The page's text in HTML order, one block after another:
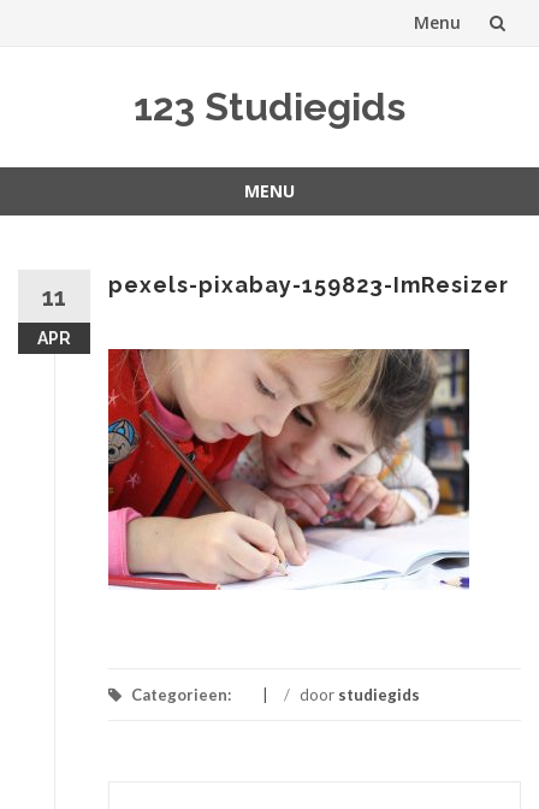
Menu
123 Studiegids
MENU
11
APR
pexels-pixabay-159823-ImResizer
Categorieen: / door studiegids